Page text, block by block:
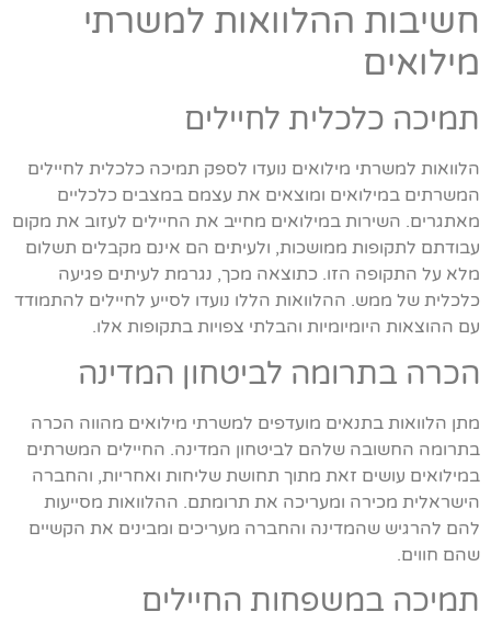
חשיבות ההלוואות למשרתי
מילואים
תמיכה כלכלית לחיילים
הלוואות למשרתי מילואים נועדו לספק תמיכה כלכלית לחיילים
המשרתים במילואים ומוצאים את עצמם במצבים כלכליים
מאתגרים. השירות במילואים מחייב את החיילים לעזוב את מקום
עבודתם לתקופות ממושכות, ולעיתים הם אינם מקבלים תשלום
מלא על התקופה הזו. כתוצאה מכך, נגרמת לעיתים פגיעה
כלכלית של ממש. ההלוואות הללו נועדו לסייע לחיילים להתמודד
עם ההוצאות היומיומיות והבלתי צפויות בתקופות אלו.
הכרה בתרומה לביטחון המדינה
מתן הלוואות בתנאים מועדפים למשרתי מילואים מהווה הכרה
בתרומה החשובה שלהם לביטחון המדינה. החיילים המשרתים
במילואים עושים זאת מתוך תחושת שליחות ואחריות, והחברה
הישראלית מכירה ומעריכה את תרומתם. ההלוואות מסייעות
להם להרגיש שהמדינה והחברה מעריכים ומבינים את הקשיים
שהם חווים.
תמיכה במשפחות החיילים